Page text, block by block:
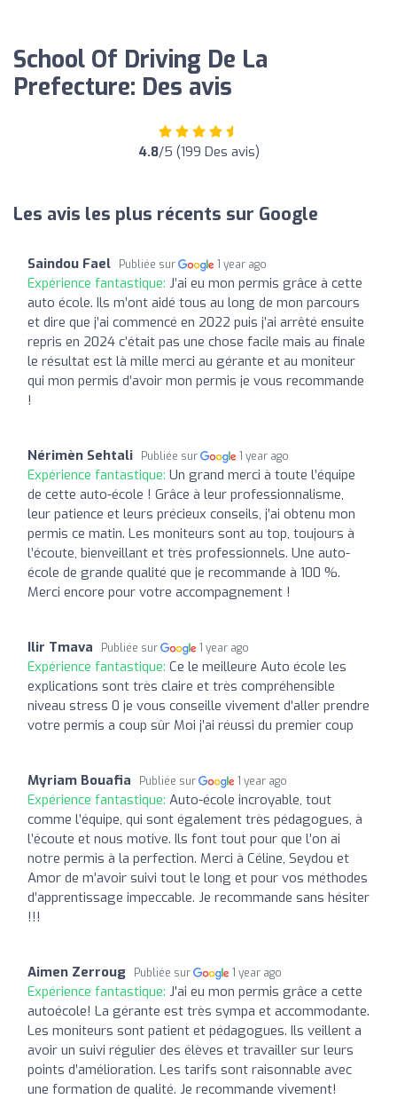
School Of Driving De La
Prefecture: Des avis
4.8/5 (199 Des avis)
Les avis les plus récents sur Google
Saindou Fael Publiée sur 1 year ago
Expérience fantastique: J’ai eu mon permis grâce à cette
auto école. Ils m’ont aidé tous au long de mon parcours
et dire que j’ai commencé en 2022 puis j’ai arrêté ensuite
repris en 2024 c’était pas une chose facile mais au finale
le résultat est là mille merci au gérante et au moniteur
qui mon permis d’avoir mon permis je vous recommande
!
Nérimèn Sehtali Publiée sur 1 year ago
Expérience fantastique: Un grand merci à toute l’équipe
de cette auto-école ! Grâce à leur professionnalisme,
leur patience et leurs précieux conseils, j’ai obtenu mon
permis ce matin. Les moniteurs sont au top, toujours à
l’écoute, bienveillant et très professionnels. Une auto-
école de grande qualité que je recommande à 100 %.
Merci encore pour votre accompagnement !
Ilir Tmava Publiée sur 1 year ago
Expérience fantastique: Ce le meilleure Auto école les
explications sont très claire et très compréhensible
niveau stress 0 je vous conseille vivement d’aller prendre
votre permis a coup sûr Moi j’ai réussi du premier coup
Myriam Bouafia Publiée sur 1 year ago
Expérience fantastique: Auto-école incroyable, tout
comme l’équipe, qui sont également très pédagogues, à
l’écoute et nous motive. Ils font tout pour que l’on ai
notre permis à la perfection. Merci à Céline, Seydou et
Amor de m’avoir suivi tout le long et pour vos méthodes
d’apprentissage impeccable. Je recommande sans hésiter
!!!
Aimen Zerroug Publiée sur 1 year ago
Expérience fantastique: J'ai eu mon permis grâce a cette
autoécole! La gérante est très sympa et accommodante.
Les moniteurs sont patient et pédagogues. Ils veillent a
avoir un suivi régulier des élèves et travailler sur leurs
points d’amélioration. Les tarifs sont raisonnable avec
une formation de qualité. Je recommande vivement!